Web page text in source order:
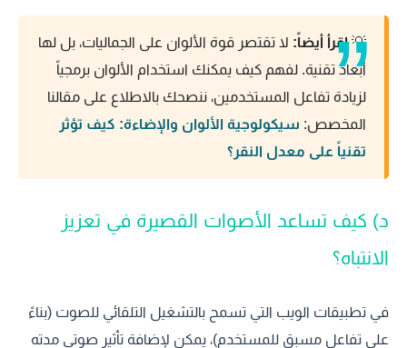
💡إقرأ أيضاً:لا تقتصر قوة الألوان على الجماليات، بل لها
أبعاد تقنية. لفهم كيف يمكنك استخدام الألوان برمجياً
لزيادة تفاعل المستخدمين، ننصحك بالاطلاع على مقالنا
المخصص: سيكولوجية الألوان والإضاءة: كيف تؤثر
تقنياً على معدل النقر؟
د) كيف تساعد الأصوات القصيرة في تعزيز
الانتباه؟
في تطبيقات الويب التي تسمح بالتشغيل التلقائي للصوت (بناءً
على تفاعل مسبق للمستخدم)، يمكن لإضافة تأثير صوتي مدته